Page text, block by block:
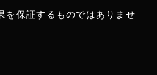
を保証するものではありませ